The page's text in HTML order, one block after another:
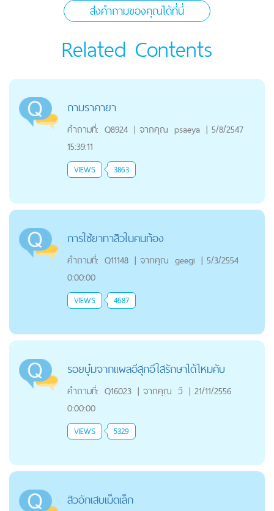
ส่งคำถามของคุณได้ที่นี่
Related Contents
ถามราคายา
คำถามที่: Q8924 | จากคุณ psaeya | 5/8/2547
15:39:11
VIEWS 3863
การใช้ยาทาสิวในคนท้อง
คำถามที่: Q11148 | จากคุณ geegi | 5/3/2554
0:00:00
VIEWS 4687
รอยบุ๋มจากแผลอีสุกอีใสรักษาได้ไหมคับ
คำถามที่: Q16023 | จากคุณ วี | 21/11/2556
0:00:00
VIEWS 5329
สิวอักเสบเม็ดเล็ก